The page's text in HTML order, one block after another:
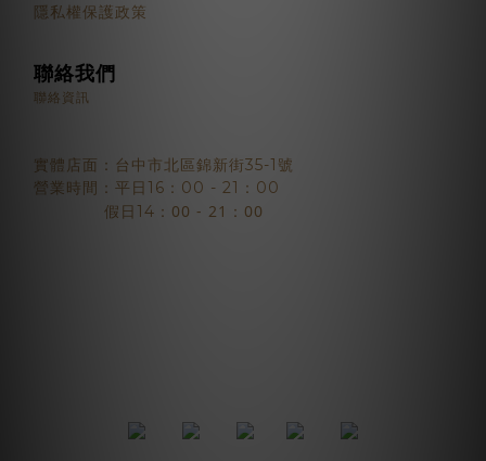
隱私權保護政策
聯絡我們
聯絡資訊
實體店面：台中市北區錦新街35-1號
營業時間：平日16：00 - 21：00
假日14 ：00 - 21：00